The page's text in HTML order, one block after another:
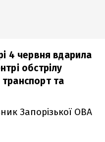
4 червня вдарила
обстрілу
та
Запорізької ОВА